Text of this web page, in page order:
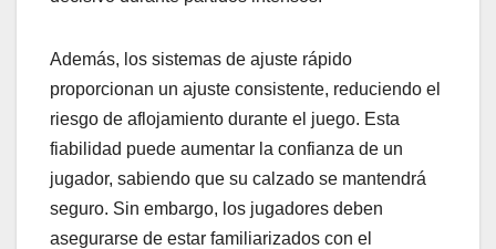
Además, los sistemas de ajuste rápido
proporcionan un ajuste consistente, reduciendo el
riesgo de aflojamiento durante el juego. Esta
fiabilidad puede aumentar la confianza de un
jugador, sabiendo que su calzado se mantendrá
seguro. Sin embargo, los jugadores deben
asegurarse de estar familiarizados con el